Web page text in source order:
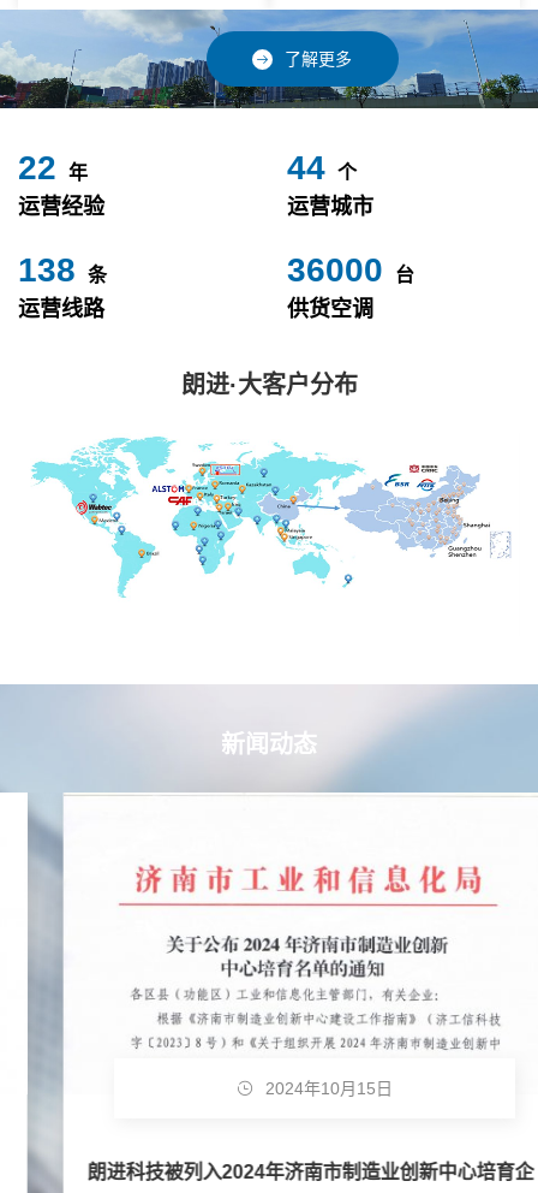
了解更多
24 年
运营经验
49 个
运营城市
153 条
运营线路
40000 台
供货空调
朗进·大客户分布
新闻动态
2024年10月15日
朗进科技被列入2024年济南市制造业创新中心培育企